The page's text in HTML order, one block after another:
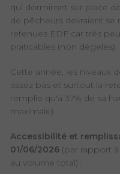
qui dormiront sur place
de pêcheurs devraient se
retenues EDF car très
praticables (non dégelés).
Cette année, les niveaux
assez bas et surtout la
remplie qu'à 37% de sa
maximale).
Accessibilité et
01/06/2026 (par rapport
au volume total) :